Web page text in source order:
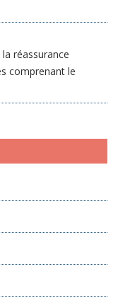
réassurance
comprenant le